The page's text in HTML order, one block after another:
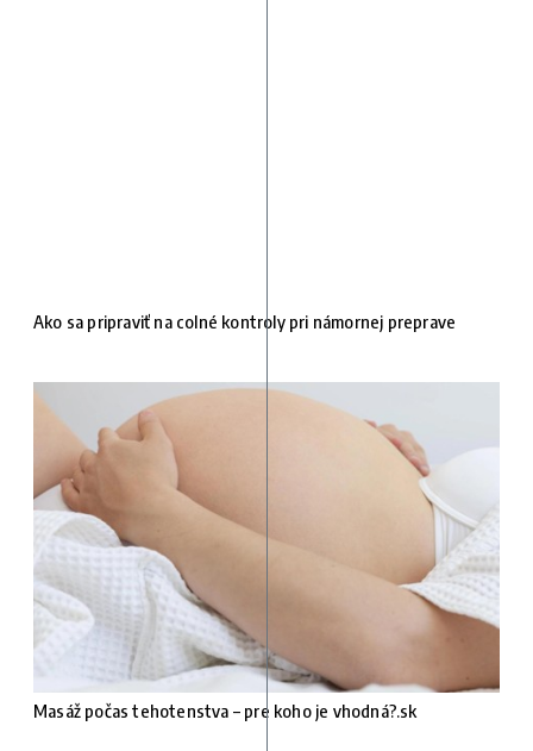
Ako sa pripraviť na colné kontroly pri námornej preprave
Masáž počas tehotenstva – pre koho je vhodná?.sk